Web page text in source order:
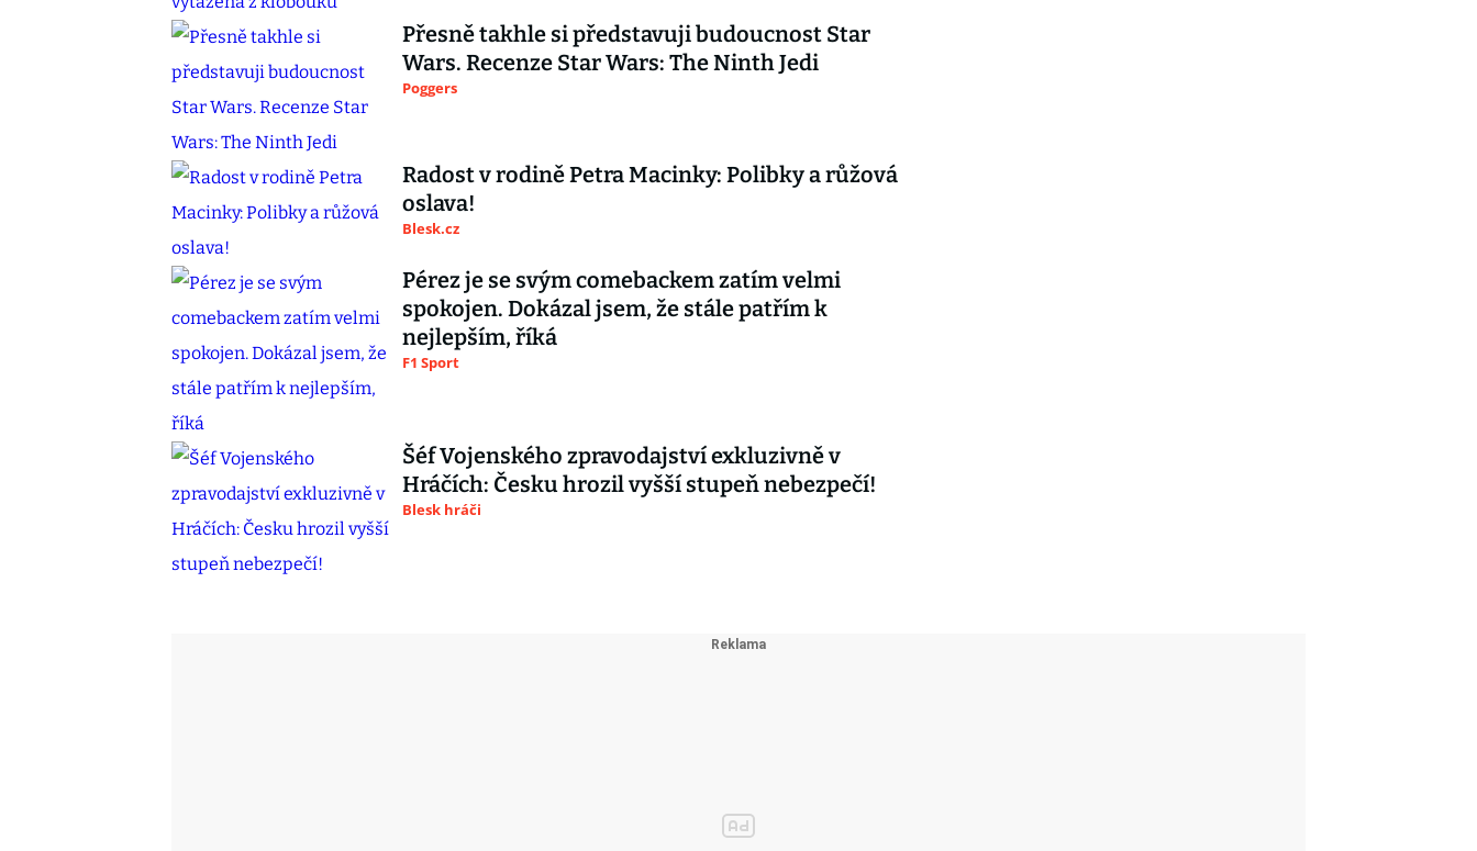
Přesně takhle si představuji budoucnost Star
Wars. Recenze Star Wars: The Ninth Jedi
Poggers
Radost v rodině Petra Macinky: Polibky a růžová
oslava!
Blesk.cz
Pérez je se svým comebackem zatím velmi
spokojen. Dokázal jsem, že stále patřím k
nejlepším, říká
F1 Sport
Šéf Vojenského zpravodajství exkluzivně v
Hráčích: Česku hrozil vyšší stupeň nebezpečí!
Blesk hráči